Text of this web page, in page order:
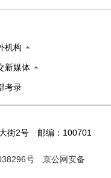
机构
新媒体
考录
街2号 邮编：100701
号
京公网安备